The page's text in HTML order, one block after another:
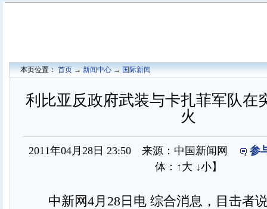
本页位置：首页→新闻中心→国际新闻
利比亚反政府武装与卡扎菲军队在
火
2011年04月28日 23:50 来源：中国新闻网
参
体： ↑大 ↓小】
中新网4月28日电 综合消息，目击者